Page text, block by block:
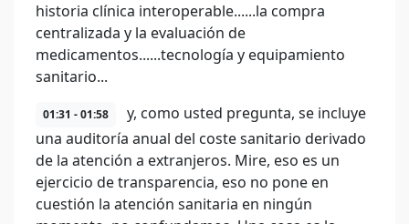
historia clínica interoperable......la compra
centralizada y la evaluación de
medicamentos......tecnología y equipamiento
sanitario...
01:31 - 01:58
y, como usted pregunta, se incluye
una auditoría anual del coste sanitario derivado
de la atención a extranjeros. Mire, eso es un
ejercicio de transparencia, eso no pone en
cuestión la atención sanitaria en ningún